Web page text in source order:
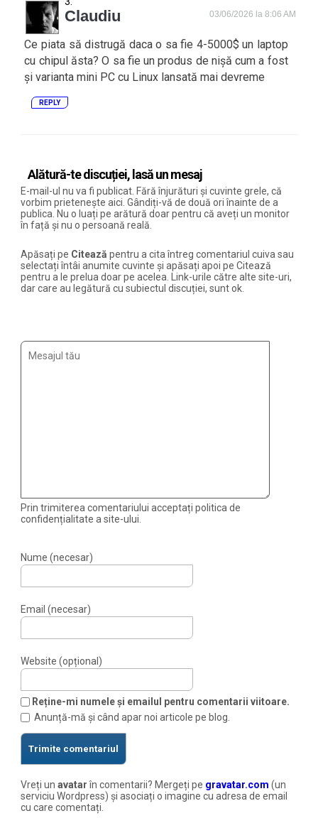
Claudiu 03/06/2026 la 8:06 AM
Ce piata să distrugă daca o sa fie 4-5000$ un laptop
cu chipul ăsta? O sa fie un produs de nișă cum a fost
și varianta mini PC cu Linux lansată mai devreme
REPLY
Alătură-te discuției, lasă un mesaj
E-mail-ul nu va fi publicat. Fără înjurături și cuvinte grele, că
vorbim prietenește aici. Gândiți-vă de două ori înainte de a
publica. Nu o luați pe arătură doar pentru că aveți un monitor
în față și nu o persoană reală.
Apăsați pe Citează pentru a cita întreg comentariul cuiva sau
selectați întâi anumite cuvinte și apăsați apoi pe Citează
pentru a le prelua doar pe acelea. Link-urile către alte site-uri,
dar care au legătură cu subiectul discuției, sunt ok.
Prin trimiterea comentariului acceptați politica de
confidențialitate a site-ului.
Nume (necesar)
Email (necesar)
Website (opțional)
Reține-mi numele și emailul pentru comentarii viitoare.
Anunță-mă și când apar noi articole pe blog.
Vreți unavatarîn comentarii? Mergeți pe gravatar.com (un
serviciu Wordpress) și asociați o imagine cu adresa de email
cu care comentați.